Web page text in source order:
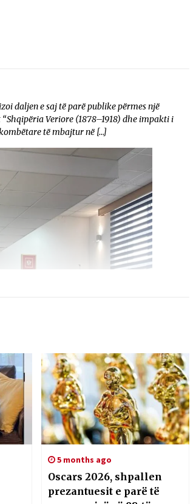
daljen e saj të parë publike përmes një
Veriore (1878–1918) dhe impakti i
të mbajtur në […]
5 months ago
Oscars 2026, shpallen
prezantuesit e parë të